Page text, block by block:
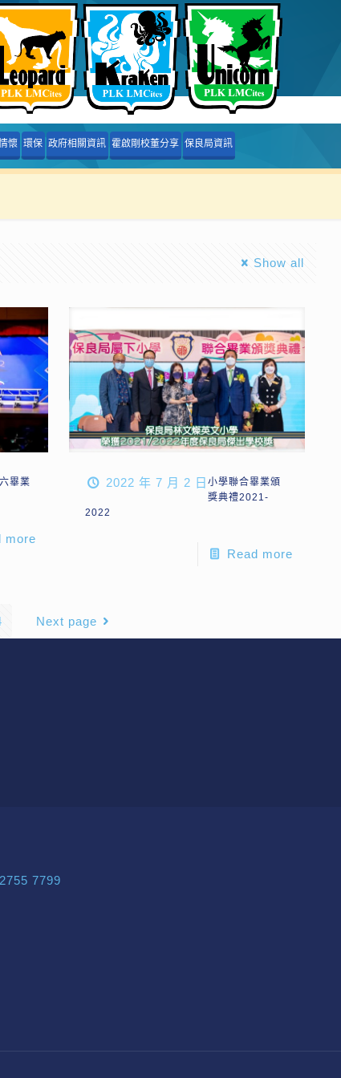
懷 環保 政府相關資訊 霍啟剛校董分享 保良局資訊
Show all
畢業
more
2022 年 7 月 2 日 小學聯合畢業頒
獎典禮2021-
2022
Read more
Next page
7799